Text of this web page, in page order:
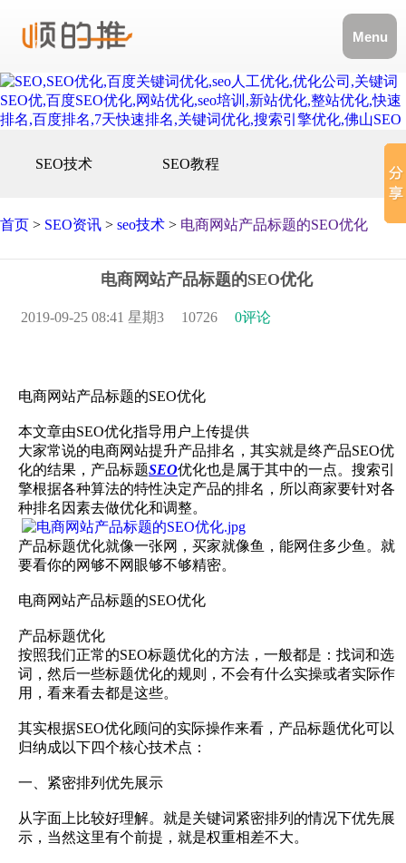
Menu
SEO技术 SEO教程
首页 > SEO资讯 > seo技术 > 电商网站产品标题的SEO优化
电商网站产品标题的SEO优化
2019-09-25 08:41 星期3 10726 0评论
电商网站产品标题的SEO优化
本文章由SEO优化指导用户上传提供
大家常说的电商网站提升产品排名，其实就是终产品SEO优
化的结果，产品标题SEO优化也是属于其中的一点。搜索引
擎根据各种算法的特性决定产品的排名，所以商家要针对各
种排名因素去做优化和调整。
产品标题优化就像一张网，买家就像鱼，能网住多少鱼。就
要看你的网够不网眼够不够精密。
电商网站产品标题的SEO优化
产品标题优化
按照我们正常的SEO标题优化的方法，一般都是：找词和选
词，然后一些标题优化的规则，不会有什么实操或者实际作
用，看来看去都是这些。
其实根据SEO优化顾问的实际操作来看，产品标题优化可以
归纳成以下四个核心技术点：
一、紧密排列优先展示
从字面上比较好理解。就是关键词紧密排列的情况下优先展
示，当然这里有个前提，就是权重相差不大。